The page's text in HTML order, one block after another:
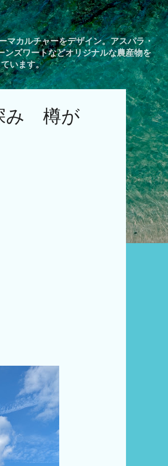
ンツに移動
マカルチャーをデザイン。アスパラ・
ズワートなどオリジナルな農産物を
います。
み 樽が